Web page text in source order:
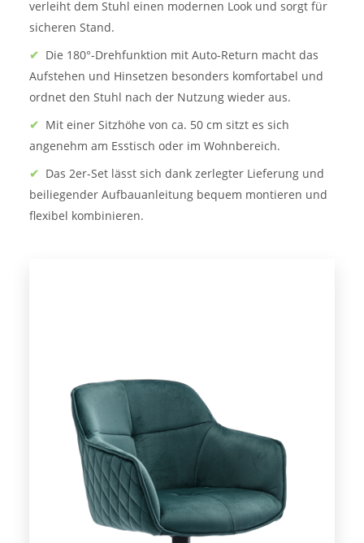
verleiht dem Stuhl einen modernen Look und sorgt für
sicheren Stand.
✔ Die 180°-Drehfunktion mit Auto-Return macht das
Aufstehen und Hinsetzen besonders komfortabel und
ordnet den Stuhl nach der Nutzung wieder aus.
✔ Mit einer Sitzhöhe von ca. 50 cm sitzt es sich
angenehm am Esstisch oder im Wohnbereich.
✔ Das 2er-Set lässt sich dank zerlegter Lieferung und
beiliegender Aufbauanleitung bequem montieren und
flexibel kombinieren.